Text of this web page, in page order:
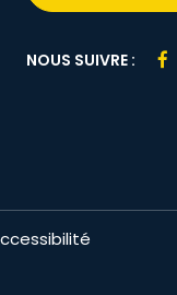
NOUS SUIVRE :